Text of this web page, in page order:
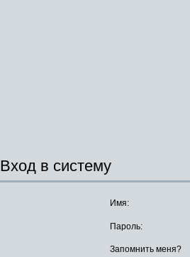
Вход в систему
Имя:
Пароль:
Запомнить меня?